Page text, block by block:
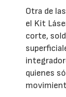
Otra de
el Kit
corte,
quienes